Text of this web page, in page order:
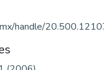
handle/